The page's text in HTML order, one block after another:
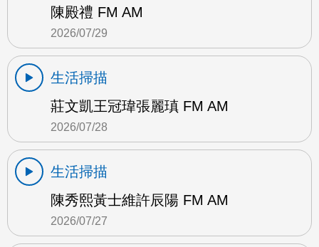
陳殿禮 FM AM
2026/07/29
生活掃描
莊文凱王冠瑋張麗瑱 FM AM
2026/07/28
生活掃描
陳秀熙黃士維許辰陽 FM AM
2026/07/27